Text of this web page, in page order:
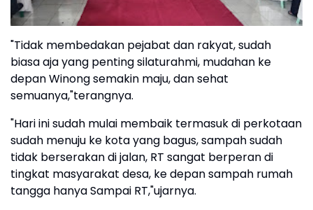
"Tidak membedakan pejabat dan rakyat, sudah
biasa aja yang penting silaturahmi, mudahan ke
depan Winong semakin maju, dan sehat
semuanya,"terangnya.
"Hari ini sudah mulai membaik termasuk di perkotaan
sudah menuju ke kota yang bagus, sampah sudah
tidak berserakan di jalan, RT sangat berperan di
tingkat masyarakat desa, ke depan sampah rumah
tangga hanya Sampai RT,"ujarnya.